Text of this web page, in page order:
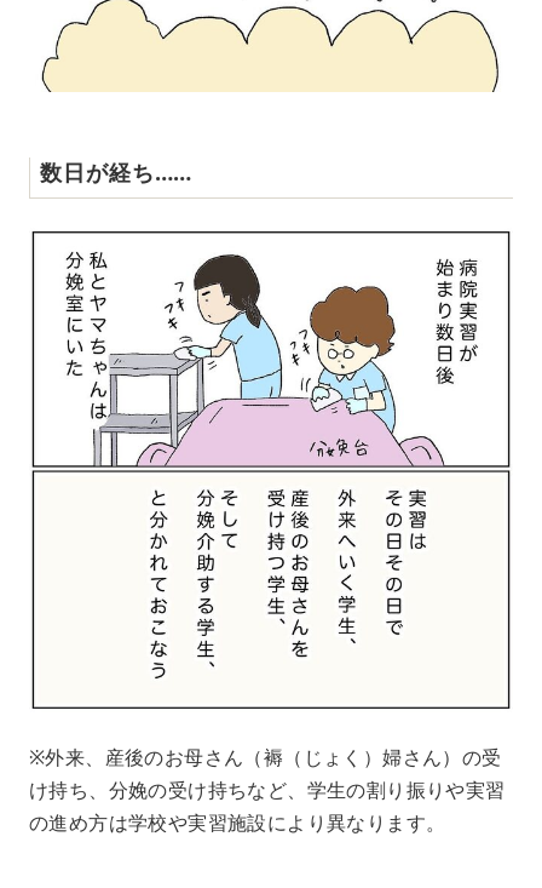
数日が経ち……
※外来、産後のお母さん（褥（じょく）婦さん）の受
け持ち、分娩の受け持ちなど、学生の割り振りや実習
の進め方は学校や実習施設により異なります。